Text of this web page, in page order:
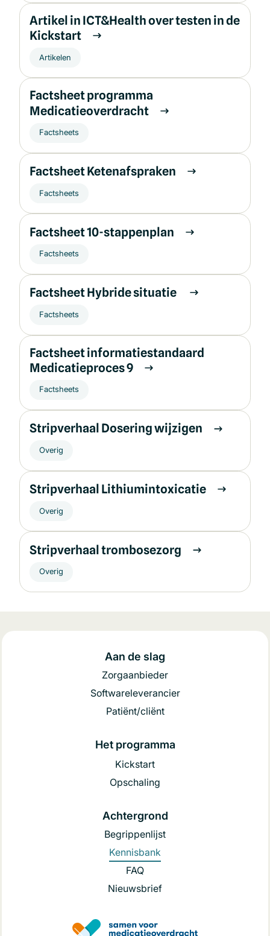
Artikel in ICT&Health over testen in de
Kickstart
Artikelen
Factsheet programma
Medicatieoverdracht
Factsheets
Factsheet Ketenafspraken
Factsheets
Factsheet 10-stappenplan
Factsheets
Factsheet Hybride situatie
Factsheets
Factsheet informatiestandaard
Medicatieproces 9
Factsheets
Stripverhaal Dosering wijzigen
Overig
Stripverhaal Lithiumintoxicatie
Overig
Stripverhaal trombosezorg
Overig
Aan de slag
Zorgaanbieder
Softwareleverancier
Patiënt/cliënt
Het programma
Kickstart
Opschaling
Achtergrond
Begrippenlijst
Kennisbank
FAQ
Nieuwsbrief